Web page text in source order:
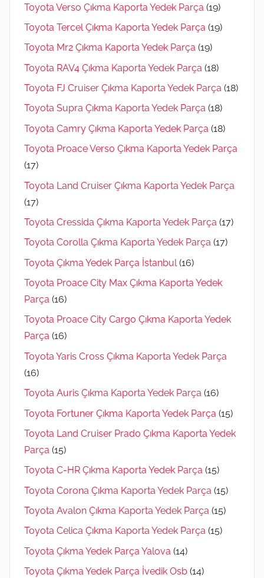
Toyota Verso Çıkma Kaporta Yedek Parça (19)
Toyota Tercel Çıkma Kaporta Yedek Parça (19)
Toyota Mr2 Çıkma Kaporta Yedek Parça (19)
Toyota RAV4 Çıkma Kaporta Yedek Parça (18)
Toyota FJ Cruiser Çıkma Kaporta Yedek Parça (18)
Toyota Supra Çıkma Kaporta Yedek Parça (18)
Toyota Camry Çıkma Kaporta Yedek Parça (18)
Toyota Proace Verso Çıkma Kaporta Yedek Parça
(17)
Toyota Land Cruiser Çıkma Kaporta Yedek Parça
(17)
Toyota Cressida Çıkma Kaporta Yedek Parça (17)
Toyota Corolla Çıkma Kaporta Yedek Parça (17)
Toyota Çıkma Yedek Parça İstanbul (16)
Toyota Proace City Max Çıkma Kaporta Yedek
Parça (16)
Toyota Proace City Cargo Çıkma Kaporta Yedek
Parça (16)
Toyota Yaris Cross Çıkma Kaporta Yedek Parça
(16)
Toyota Auris Çıkma Kaporta Yedek Parça (16)
Toyota Fortuner Çıkma Kaporta Yedek Parça (15)
Toyota Land Cruiser Prado Çıkma Kaporta Yedek
Parça (15)
Toyota C-HR Çıkma Kaporta Yedek Parça (15)
Toyota Corona Çıkma Kaporta Yedek Parça (15)
Toyota Avalon Çıkma Kaporta Yedek Parça (15)
Toyota Celica Çıkma Kaporta Yedek Parça (15)
Toyota Çıkma Yedek Parça Yalova (14)
Toyota Çıkma Yedek Parça İvedik Osb (14)